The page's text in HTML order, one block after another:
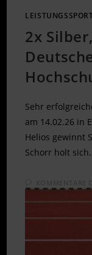
2x
Sehr
am 14.02.26 in
Helios gewinnt
Schorr holt